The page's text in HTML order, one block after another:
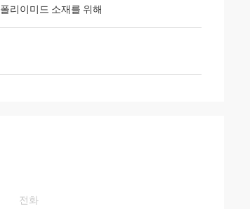
폴리이미드 소재를 위해